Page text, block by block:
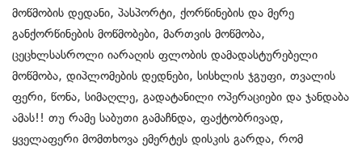
მოწმობის დედანი, პასპორტი, ქორწინების და მერე
განქორწინების მოწმობები, მართვის მოწმობა,
ცეცხლსასროლი იარაღის ფლობის დამადასტურებელი
მოწმობა, დიპლომების დედნები, სისხლის ჯგუფი, თვალის
ფერი, წონა, სიმაღლე, გადატანილი ოპერაციები და ჯანდაბა
ამას!! თუ რამე საბუთი გამაჩნდა, ფაქტობრივად,
ყველაფერი მომთხოვა ემერტეს დისკის გარდა, რომ